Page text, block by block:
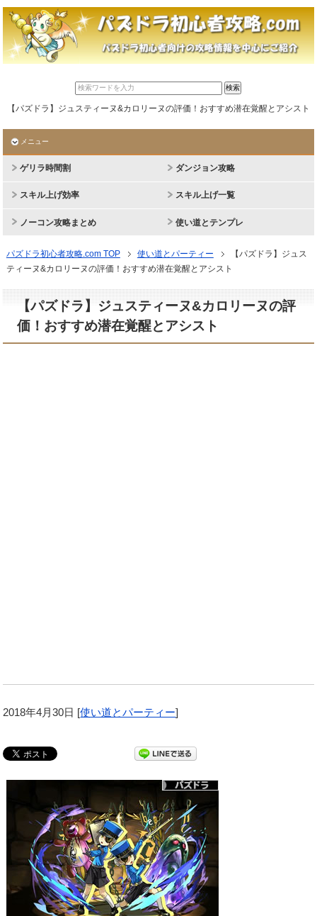
【パズドラ】ジュスティーヌ&カロリーヌの評価！おすすめ潜在覚醒とアシスト
メニュー
ゲリラ時間割 ダンジョン攻略
スキル上げ効率 スキル上げ一覧
ノーコン攻略まとめ 使い道とテンプレ
パズドラ初心者攻略.com TOP 使い道とパーティー
【パズドラ】ジュス
ティーヌ&カロリーヌの評価！おすすめ潜在覚醒とアシスト
【パズドラ】ジュスティーヌ&カロリーヌの評
価！おすすめ潜在覚醒とアシスト
2018年4月30日 [使い道とパーティー]